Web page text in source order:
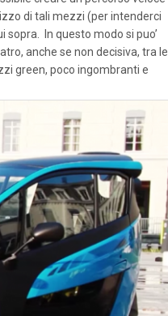
di tali mezzi (per intenderci
In questo modo si puo’
anche se non decisiva, tra le
green, poco ingombranti e